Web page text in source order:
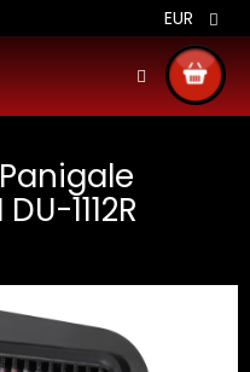
podmienky Doprava
EUR
KOŠÍK
1112R